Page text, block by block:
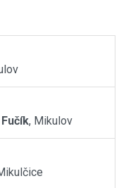
, Mikulov